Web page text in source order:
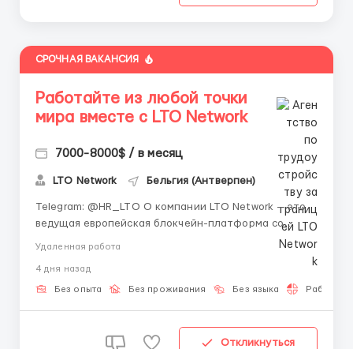
СРОЧНАЯ ВАКАНСИЯ
Работайте из любой точки
мира вместе с LTO Network
7000-8000$ / в месяц
LTO Network Бельгия (Антверпен)
Telegram: @HR_LTO О компании LTO Network — это
ведущая европейская блокчейн-платформа со
штаб-квартирой в Амстердаме. Мы создаем
государственных органов (включая проекты для
ООН), автоматизируем документооборот и
Удаленная работа
4 дня назад
Без опыта Без проживания Без языка Работа
Откликнуться